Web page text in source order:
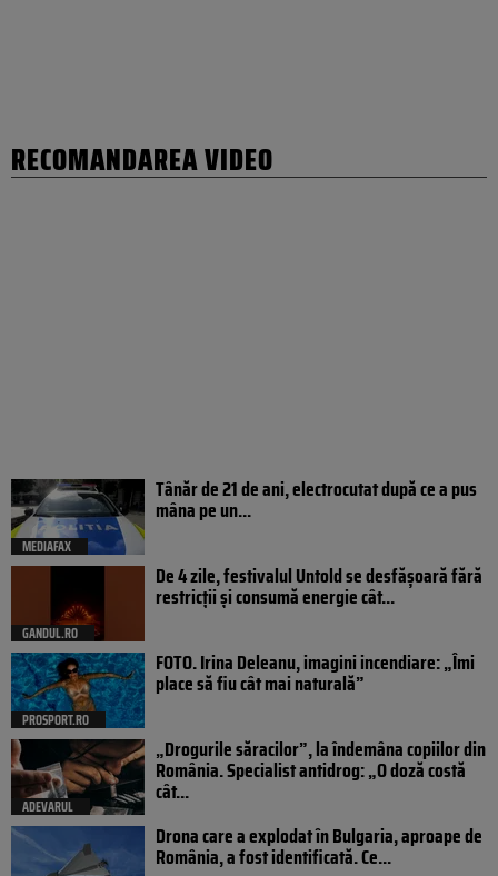
RECOMANDAREA VIDEO
MEDIAFAX
Tânăr de 21 de ani, electrocutat după ce a pus
mâna pe un...
GANDUL.RO
De 4 zile, festivalul Untold se desfășoară fără
restricții și consumă energie cât...
PROSPORT.RO
FOTO. Irina Deleanu, imagini incendiare: „Îmi
place să fiu cât mai naturală”
ADEVARUL
„Drogurile săracilor”, la îndemâna copiilor din
România. Specialist antidrog: „O doză costă
cât...
Drona care a explodat în Bulgaria, aproape de
România, a fost identificată. Ce...